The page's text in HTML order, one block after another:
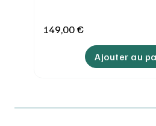
149,00 €
Ajouter au